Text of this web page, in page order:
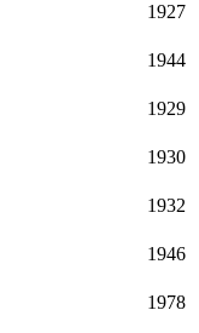
1927
1944
1929
1930
1932
1946
1978